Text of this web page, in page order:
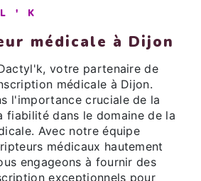
médicale à Dijon
votre partenaire de
médicale à Dijon.
l'importance cruciale de la
fiabilité dans le domaine de la
Avec notre équipe
médicaux hautement
engageons à fournir des
exceptionnels pour